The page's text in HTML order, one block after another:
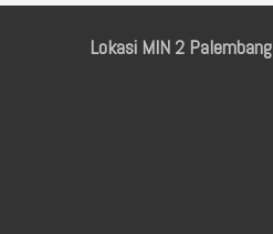
Lokasi MIN 2 Palembang